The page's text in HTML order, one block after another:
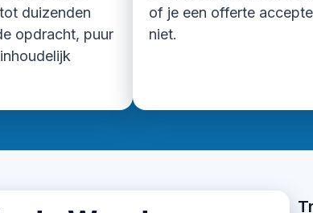
duizenden
opdracht, puur
of je een offerte
niet.